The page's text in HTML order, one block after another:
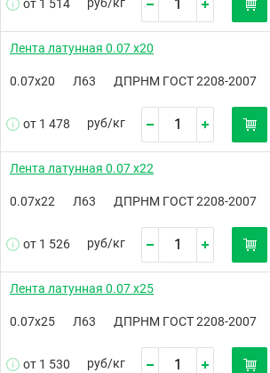
от 1 514
Лента латунная 0.07 х20
0.07х20 Л63 ДПРНМ ГОСТ 2208-2007
от 1 478 руб/кг
Лента латунная 0.07 х22
0.07х22 Л63 ДПРНМ ГОСТ 2208-2007
от 1 526 руб/кг
Лента латунная 0.07 х25
0.07х25 Л63 ДПРНМ ГОСТ 2208-2007
от 1 530 руб/кг